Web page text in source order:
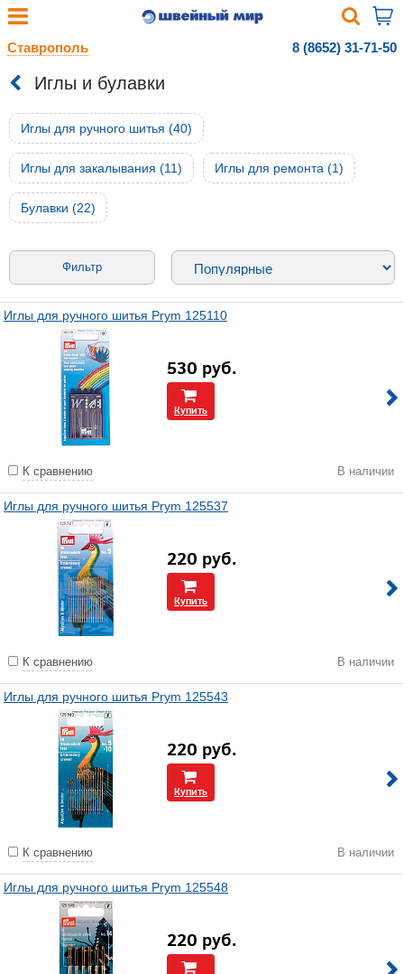
Ставрополь 8 (8652) 31-71-50
Иглы и булавки
Иглы для ручного шитья (40)
Иглы для закалывания (11) Иглы для ремонта (1)
Булавки (22)
Фильтр
Иглы для ручного шитья Prym 125110
530 руб.
Купить
К сравнению В наличии
Иглы для ручного шитья Prym 125537
220 руб.
Купить
К сравнению В наличии
Иглы для ручного шитья Prym 125543
220 руб.
Купить
К сравнению В наличии
Иглы для ручного шитья Prym 125548
220 руб.